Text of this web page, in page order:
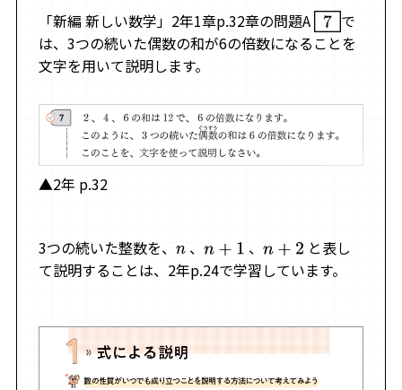
「新編 新しい数学」2年1章p.32章の問題A 7
で
は、3つの続いた偶数の和が6の倍数になることを
文字を用いて説明します。
▲2年 p.32
3つの続いた整数を、 n 、n+1 、n+2
と表し
て説明することは、2年p.24で学習しています。